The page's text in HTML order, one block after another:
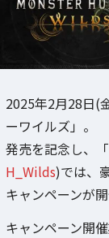
2025年2月28日(
ーワイルズ」。
発売を記念し、
H_Wilds)では、
キャンペーンが開
キャンペーン開